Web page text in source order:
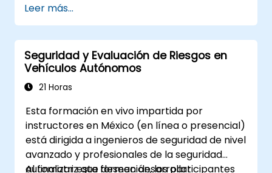
Describir y configurar las capas de la Pila
de Comunicación (COM Stack),
incluyendo PDUR y servicios de
comunicación
Explicar las pilas de protocolos (CAN, LIN,
FlexRay, Ethernet) y cómo AUTOSAR se
Configurar módulos de OS y COM
utilizando herramientas de la industria
(Vector DaVinci o ETAS ISOLAR)
Simular y validar el flujo de tareas y
Leer más...
Seguridad y Evaluación de Riesgos en
Vehículos Autónomos
21 Horas
Esta formación en vivo impartida por
instructores en México (en línea o presencial)
está dirigida a ingenieros de seguridad de nivel
avanzado y profesionales de la seguridad
automotriz que deseen desarrollar
Al finalizar esta formación, los participantes